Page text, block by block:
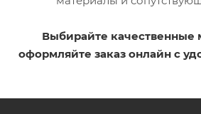
Выбирайте
оформляйте заказ онлайн с